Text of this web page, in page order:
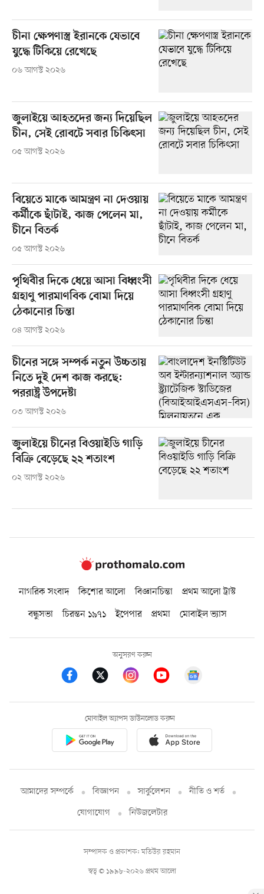
চীনা ক্ষেপণাস্ত্র ইরানকে যেভাবে
যুদ্ধে টিকিয়ে রেখেছে
০৬ আগস্ট ২০২৬
জুলাইয়ে আহতদের জন্য দিয়েছিল
চীন, সেই রোবটে সবার চিকিৎসা
০৫ আগস্ট ২০২৬
বিয়েতে মাকে আমন্ত্রণ না দেওয়ায়
কর্মীকে ছাঁটাই, কাজ পেলেন মা,
চীনে বিতর্ক
০৫ আগস্ট ২০২৬
পৃথিবীর দিকে ধেয়ে আসা বিধ্বংসী
গ্রহাণু পারমাণবিক বোমা দিয়ে
ঠেকানোর চিন্তা
০৪ আগস্ট ২০২৬
চীনের সঙ্গে সম্পর্ক নতুন উচ্চতায়
নিতে দুই দেশ কাজ করছে:
পররাষ্ট্র উপদেষ্টা
০৩ আগস্ট ২০২৬
জুলাইয়ে চীনের বিওয়াইডি গাড়ি
বিক্রি বেড়েছে ২২ শতাংশ
০২ আগস্ট ২০২৬
নাগরিক সংবাদ কিশোর আলো বিজ্ঞানচিন্তা
প্রথম আলো ট্রাস্ট
বন্ধুসভা
চিরন্তন ১৯৭১ ইপেপার প্রথমা মোবাইল ভ্যাস
অনুসরণ করুন
মোবাইল অ্যাপস ডাউনলোড করুন
আমাদের সম্পর্কে বিজ্ঞাপন সার্কুলেশন
নীতি ও শর্ত
যোগাযোগ
নিউজলেটার
স্বত্ব © ১৯৯৮-২০২৬ প্রথম আলো
সম্পাদক ও প্রকাশক: মতিউর রহমান